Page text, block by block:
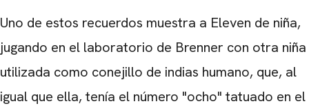
Uno de estos recuerdos muestra a Eleven de niña,
jugando en el laboratorio de Brenner con otra niña
utilizada como conejillo de indias humano, que, al
igual que ella, tenía el número "ocho" tatuado en el